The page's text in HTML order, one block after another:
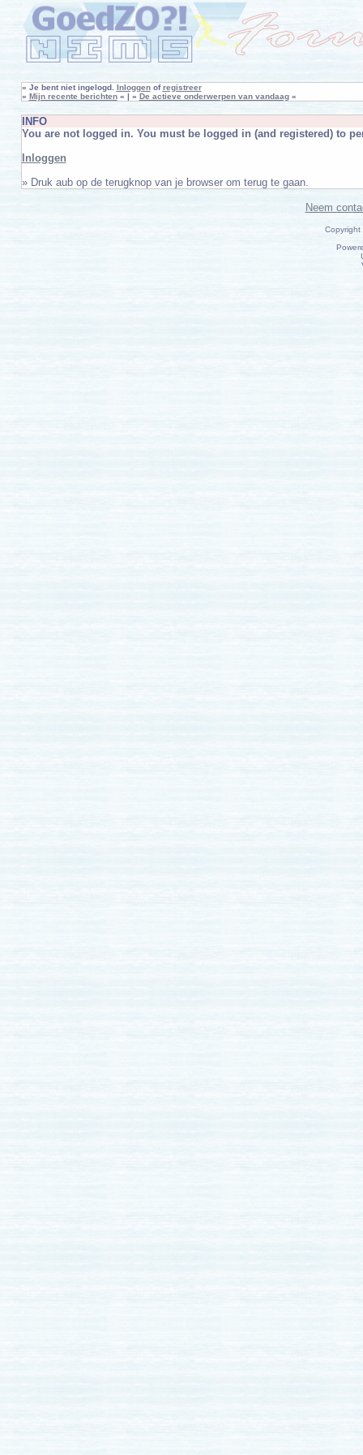
» Je bent niet ingelogd. Inloggenofregistreer
» Mijn recente berichten« | » De actieve onderwerpen van vandaag«
INFO
You are not logged in. You must be logged in (and registered) to
Inloggen
» Druk aub op de terugknop van je browser om terug te gaan.
Neem
Copyright